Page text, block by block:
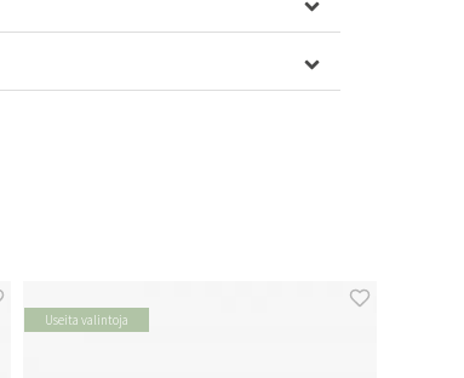
Useita valintoja